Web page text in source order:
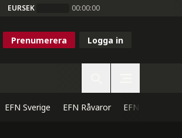
EURSEK 00:00:00
Prenumerera Logga in
EFN Sverige EFN Råvaror EFN Direkt